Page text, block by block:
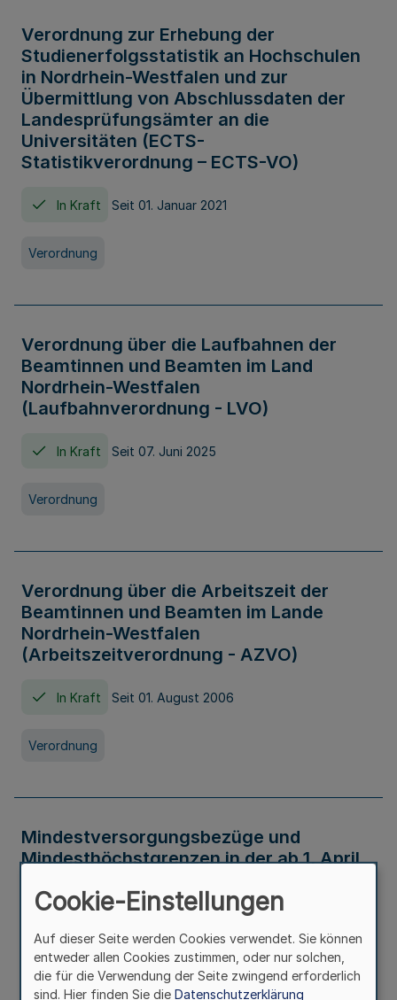
Verordnung zur Erhebung der
Studienerfolgsstatistik an Hochschulen
in Nordrhein-Westfalen und zur
Übermittlung von Abschlussdaten der
Landesprüfungsämter an die
Universitäten (ECTS-
Statistikverordnung – ECTS-VO)
In Kraft Seit 01. Januar 2021
Verordnung
Verordnung über die Laufbahnen der
Beamtinnen und Beamten im Land
Nordrhein-Westfalen
(Laufbahnverordnung - LVO)
In Kraft Seit 07. Juni 2025
Verordnung
Verordnung über die Arbeitszeit der
Beamtinnen und Beamten im Lande
Nordrhein-Westfalen
(Arbeitszeitverordnung - AZVO)
In Kraft Seit 01. August 2006
Verordnung
Mindestversorgungsbezüge und
Mindesthöchstgrenzen in der ab 1. April
Verwaltungsvorschrift
Cookie-Einstellungen
Auf dieser Seite werden Cookies verwendet. Sie können
entweder allen Cookies zustimmen, oder nur solchen,
die für die Verwendung der Seite zwingend erforderlich
sind. Hier finden Sie die Datenschutzerklärung